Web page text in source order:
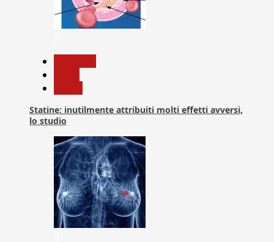
Statine: inutilmente attribuiti molti effetti avversi,
lo studio